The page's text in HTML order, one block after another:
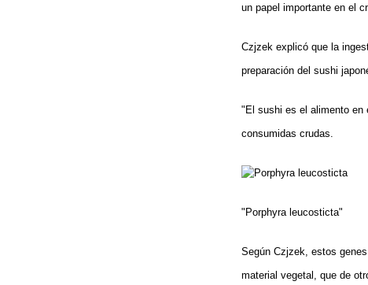
un papel importante en el
Czjzek explicó que la
preparación del sushi
"El sushi es el alimento en
consumidas crudas.
"Porphyra leucosticta"
Según Czjzek, estos
material vegetal, que de